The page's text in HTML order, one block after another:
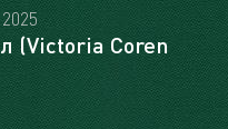
(Victoria Coren